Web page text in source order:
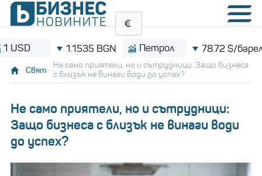
1.1535 BGN Петрол 78.72 $/барел
Свят
Не само приятели, но и сътрудници: Защо бизнеса
с близък не винаги води до успех?
Не само приятели, но и сътрудници:
Защо бизнеса с близък не винаги води
до успех?